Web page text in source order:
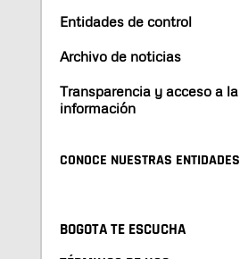
Entidades de control
Archivo de noticias
Transparencia y acceso a la
información
CONOCE NUESTRAS ENTIDADES
BOGOTA TE ESCUCHA